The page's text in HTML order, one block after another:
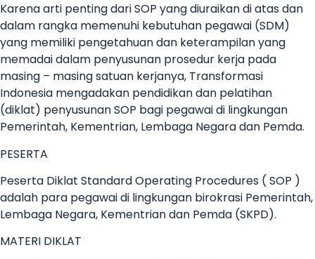
Karena arti penting dari SOP yang diuraikan di atas dan
dalam rangka memenuhi kebutuhan pegawai (SDM)
yang memiliki pengetahuan dan keterampilan yang
memadai dalam penyusunan prosedur kerja pada
masing – masing satuan kerjanya, Transformasi
Indonesia mengadakan pendidikan dan pelatihan
(diklat) penyusunan SOP bagi pegawai di lingkungan
Pemerintah, Kementrian, Lembaga Negara dan Pemda.
PESERTA
Peserta Diklat Standard Operating Procedures ( SOP )
adalah para pegawai di lingkungan birokrasi Pemerintah,
Lembaga Negara, Kementrian dan Pemda (SKPD).
MATERI DIKLAT